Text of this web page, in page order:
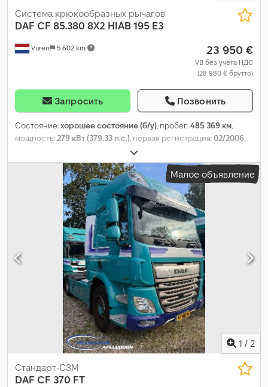
Vuren 5 602 km
Система крюкообразных рычагов
DAF CF 85.380 8X2 HIAB 195 E3
23 950 €
VB без учета НДС
(28 980 € брутто)
Запросить Позвонить
Состояние:хорошее состояние (б/у), пробег:485 369 км,
мощность:279 кВт (379,33 л.с.), первая регистрация:02/2006,
, размер шины:
конфигурация осей:8x2, колесная база:5 700 мм, топливо:
, цвет:синий, кабина водителя: дневная кабина, тип
автоматический, количество передач:12
Евро 3, подвеска:другое, количество мест:
общая длина:9 450 мм, общая ширина:2 550 мм, общая
3 500 мм, Год выпуска: 2006, Оборудование:
кондиционер, кран, круиз-контроль, навигационная
система, прицепное устройство, центральный замок,
электрорегулировка стекол
Малое объявление
1 / 2
Стандарт-СЗМ
DAF CF 370 FT